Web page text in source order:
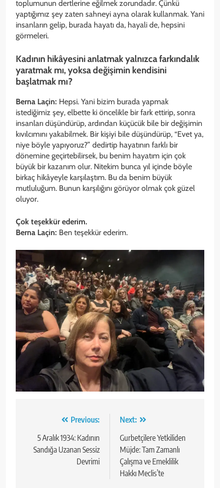
toplumunun dertlerine eğilmek zorundadır. Çünkü
yaptığımız şey zaten sahneyi ayna olarak kullanmak. Yani
insanların gelip, burada hayatı da, hayali de, hepsini
görmeleri.
Kadının hikâyesini anlatmak yalnızca farkındalık
yaratmak mı, yoksa değişimin kendisini
başlatmak mı?
Berna Laçin: Hepsi. Yani bizim burada yapmak
istediğimiz şey, elbette ki öncelikle bir fark ettirip, sonra
insanları düşündürüp, ardından küçücük bile bir değişimin
kıvılcımını yakabilmek. Bir kişiyi bile düşündürüp, “Evet ya,
niye böyle yapıyoruz?” dedirtip hayatının farklı bir
dönemine geçirtebilirsek, bu benim hayatım için çok
büyük bir kazanım olur. Nitekim bunca yıl içinde böyle
birkaç hikâyeyle karşılaştım. Bu da benim büyük
mutluluğum. Bunun karşılığını görüyor olmak çok güzel
oluyor.
Çok teşekkür ederim.
Berna Laçin: Ben teşekkür ederim.
gezinmesi
Previous:
5 Aralık 1934: Kadının
Sandığa Uzanan Sessiz
Devrimi
Next:
Gurbetçilere Yetkiliden
Müjde: Tam Zamanlı
Çalışma ve Emeklilik
Hakkı Meclis’te